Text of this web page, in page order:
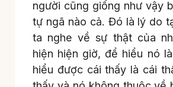
người cũng giống như vậy
tự ngã nào cả. Đó là lý do
ta nghe về sự thật của
hiện hiện giờ, để hiểu nó
hiểu được cái thấy là cái